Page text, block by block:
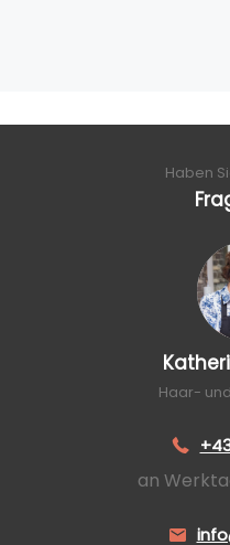
Haben
Haar-
an